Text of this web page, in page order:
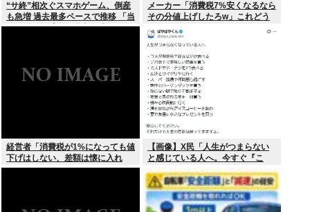
“サ終”相次ぐスマホゲーム、倒産
も急増 過去最多ペースで推移 「当
たれば一攫千金」過去の時代に
メーカー「消費税7%安くなるなら
その分値上げしたろw」これどう
すんの？
経営者「消費税が1%になっても値
下げはしない、差額は懐に入れ
る」
【画像】X民「人生がつまらない
と感じている人へ。今すぐ『こ
れ』をやってください。」6.9万い
いね